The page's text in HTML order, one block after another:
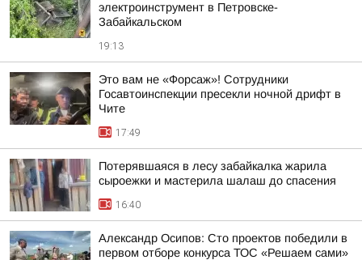
электроинструмент в Петровске-
Забайкальском
19:13
Это вам не «Форсаж»! Сотрудники
Госавтоинспекции пресекли ночной дрифт в
Чите
17:49
Потерявшаяся в лесу забайкалка жарила
сыроежки и мастерила шалаш до спасения
16:40
Александр Осипов: Сто проектов победили в
первом отборе конкурса ТОС «Решаем сами»